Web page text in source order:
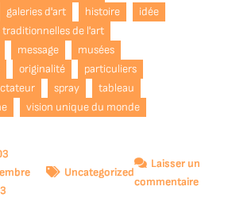
galeries d'art histoire
idée
traditionnelles de l'art
message
musées
originalité
particuliers
spray
tableau
vision unique du monde
Uncategorized
Laisser un
commentairesur